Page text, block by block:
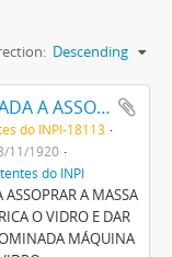
Descending
UMA MACHINA DESTINADA A ASSOPRAR A MASSA CANDENTE COM QUE SE FABRICA O VIDRO E DAR A FORMA AOS OBJECTOS, DENOMINADA MACHINA SCARRONE PARA ASSOPRAR VIDRO
do INPI-18113
11/1920
do INPI
A MASSA
O VIDRO E DAR
MÁQUINA